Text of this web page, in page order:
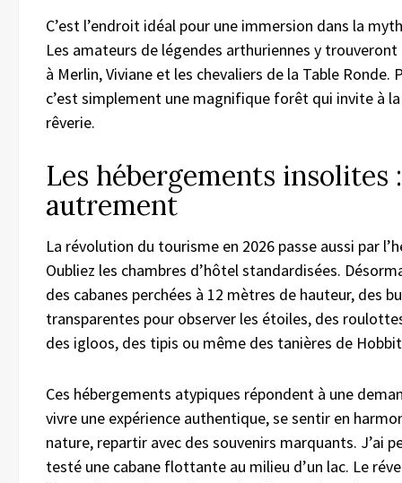
C’est l’endroit idéal pour une immersion dans la
Les amateurs de légendes arthuriennes y
à Merlin, Viviane et les chevaliers de la Table Ronde.
c’est simplement une magnifique forêt qui invite à
rêverie.
Les hébergements insolites
autrement
La révolution du tourisme en 2026 passe aussi par
Oubliez les chambres d’hôtel standardisées.
des cabanes perchées à 12 mètres de hauteur, des
transparentes pour observer les étoiles, des
des igloos, des tipis ou même des tanières de
Ces hébergements atypiques répondent à une
vivre une expérience authentique, se sentir en
nature, repartir avec des souvenirs marquants. J’ai
testé une cabane flottante au milieu d’un lac. Le